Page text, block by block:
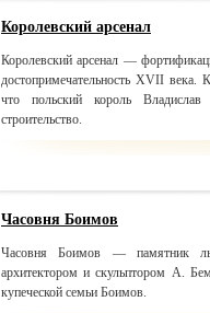
Королевский арсенал
Королевский арсенал —
достопримечательность XVII века.
что польский король
строительство.
Часовня Боимов
Часовня Боимов — памятник
архитектором и скульптором А.
купеческой семьи Боимов.